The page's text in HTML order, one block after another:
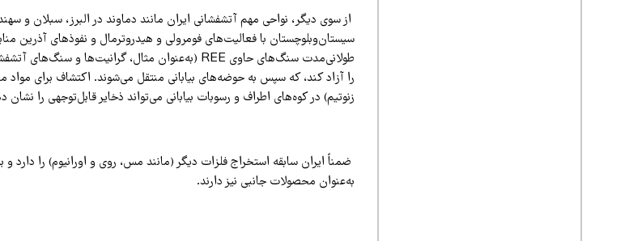
از سوی دیگر، نواحی مهم آتشفشانی ایران مانند دماوند در البرز، سبلان و
زنوتیم) در کوه‌های اطراف و رسوبات بیابانی می‌تواند ذخایر قابل‌توجهی را نشان
به‌عنوان محصولات جانبی نیز دارند.